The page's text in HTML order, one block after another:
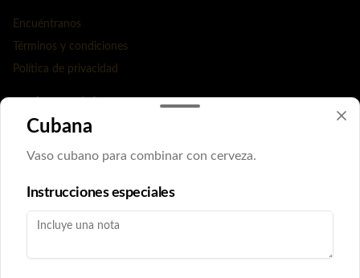
Encuéntranos
Términos y condiciones
Política de privacidad
Facebook
Iniciar sesión
Cubana
Vaso cubano para combinar con cerveza.
Instrucciones especiales